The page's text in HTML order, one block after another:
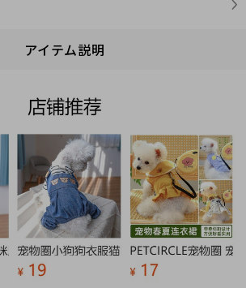
アイテム説明